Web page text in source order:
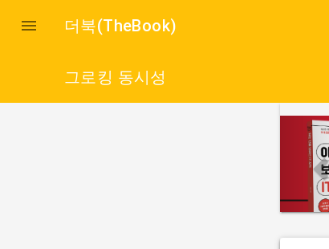
 더북(TheBook)
그로킹 동시성
p
r
e
v
i
o